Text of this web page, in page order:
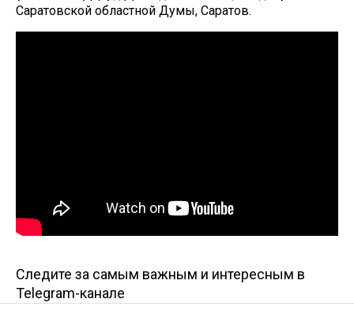
Саратовской областной Думы, Саратов.
Следите за самым важным и интересным в
Telegram-канале